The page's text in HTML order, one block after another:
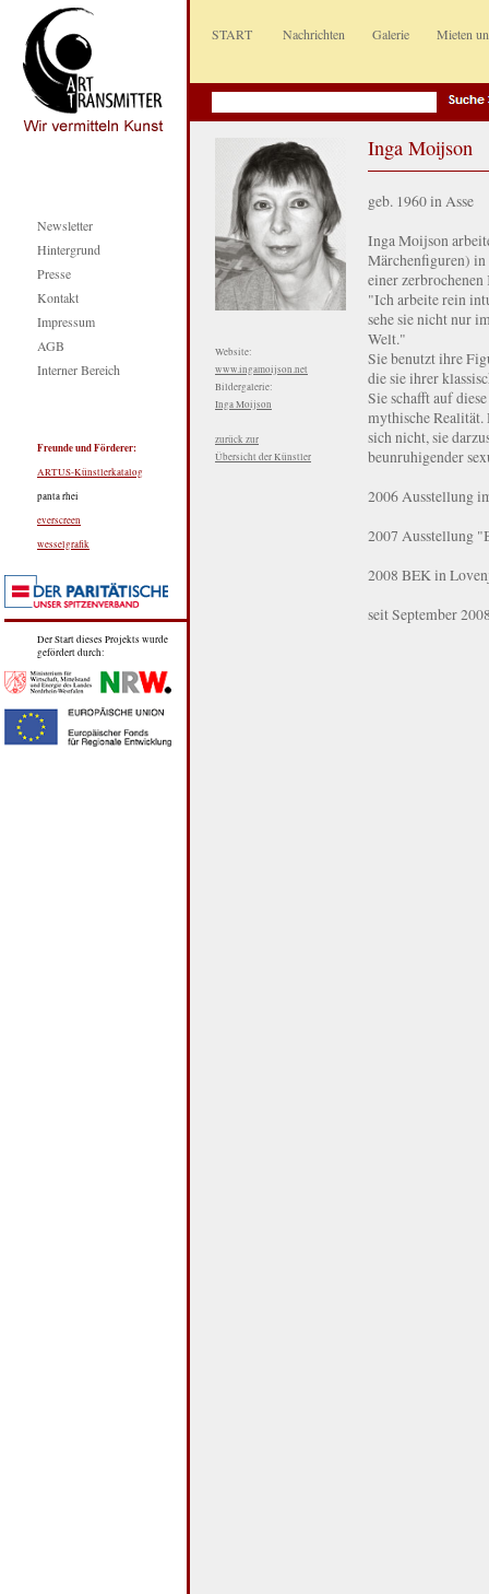
Newsletter
Hintergrund
Presse
Kontakt
Impressum
AGB
Interner Bereich
Freunde und Förderer:
ARTUS-Künstlerkatalog
panta rhei
everscreen
wesselgrafik
Der Start dieses Projekts wurde
gefördert durch:
START Nachrichten Galerie Mieten
Website:
www.ingamoijson.net
Bildergalerie:
Inga Moijson
zurück zur
Übersicht der Künstler
Inga Moijson
geb. 1960 in Asse
Inga Moijson
Märchenfiguren) in
einer
"Ich arbeite rein
sehe sie nicht nur
Welt."
Sie benutzt ihre
die sie ihrer
Sie schafft auf
mythische
sich nicht, sie
beunruhigender
2006 Ausstellung
2007 Ausstellung
2008 BEK in
seit September